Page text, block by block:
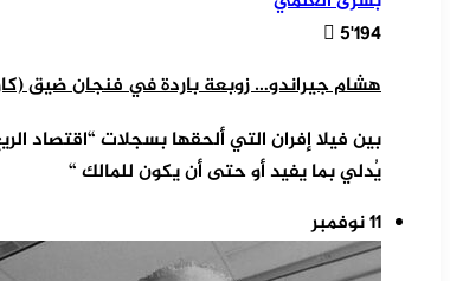
5٬194
هشام جيراندو… زوبعة باردة في فنجان ضيق
بين فيلا إفران التي ألحقها بسجلات
يُدلي بما يفيد أو حتى أن يكون للمالك “
11 نوفمبر